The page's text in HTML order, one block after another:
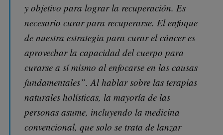
y objetivo para lograr la recuperación. Es
necesario curar para recuperarse. El enfoque
de nuestra estrategia para curar el cáncer es
aprovechar la capacidad del cuerpo para
curarse a sí mismo al enfocarse en las causas
fundamentales”. Al hablar sobre las terapias
naturales holísticas, la mayoría de las
personas asume, incluyendo la medicina
convencional, que solo se trata de lanzar